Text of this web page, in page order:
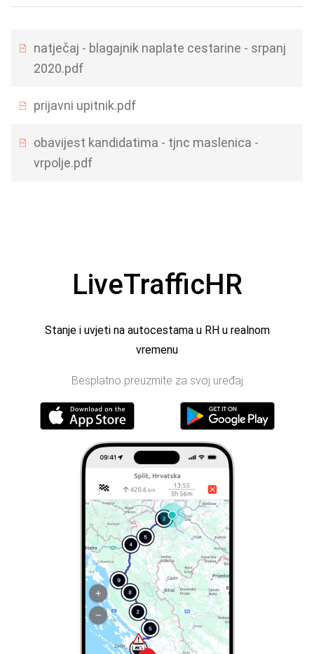
natječaj - blagajnik naplate cestarine - srpanj
2020.pdf
prijavni upitnik.pdf
obavijest kandidatima - tjnc maslenica -
vrpolje.pdf
LiveTrafficHR
Stanje i uvjeti na autocestama u RH u realnom
vremenu
Besplatno preuzmite za svoj uređaj